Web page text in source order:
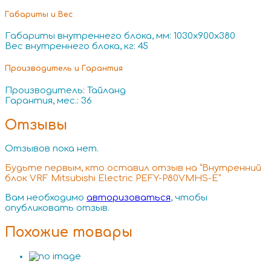
Габариты и Вес
Габариты внутреннего блока, мм: 1030x900x380
Вес внутреннего блока, кг: 45
Производитель и Гарантия
Производитель: Тайланд
Гарантия, мес.: 36
Отзывы
Отзывов пока нет.
Будьте первым, кто оставил отзыв на “Внутренний
блок VRF Mitsubishi Electric PEFY-P80VMHS-E”
Вам необходимо авторизоваться, чтобы
опубликовать отзыв.
Похожие товары